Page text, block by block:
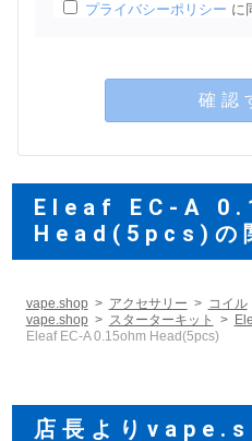
プライバシーポリシー に
確認
Eleaf EC-A
Head(5pcs)の
vape.shop アクセサリー コイル
vape.shop
スターターキット
Eleaf EC-A 0.15ohm Head(5pcs)
店長より